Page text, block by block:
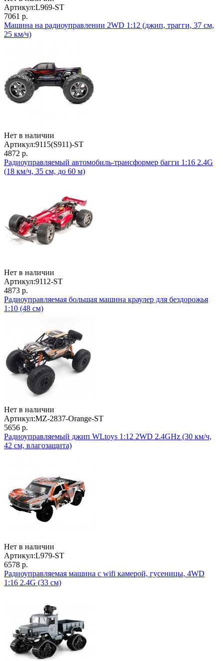
Артикул:L969-ST
7061 р.
Машина на радиоуправлении 2WD 1:12 (джип, трагги, 37 см,
25 км/ч)
Нет в наличии
Артикул:9115(S911)-ST
4872 р.
Радиоуправляемый автомобиль-трансформер багги 1:16 2.4G
(18 км/ч, 35 см, до 60 м)
Нет в наличии
Артикул:9112-ST
4873 р.
Радиоуправляемая большая машина краулер для бездорожья
1:10 (48 см)
Нет в наличии
Артикул:MZ-2837-Orange-ST
5656 р.
Радиоуправляемый джип WLtoys 1:12 2WD 2.4GHz (30 км/ч,
42 см, влагозащита)
Нет в наличии
Артикул:L979-ST
6578 р.
Радиоуправляемая машина с wifi камерой, гусеницы, 4WD
1:16 2.4G (33 см)